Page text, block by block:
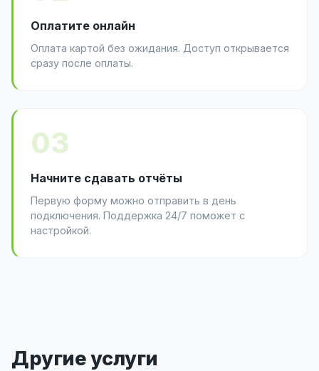
Оплатите онлайн
Оплата картой без ожидания. Доступ открывается
сразу после оплаты.
03
Начните сдавать отчёты
Первую форму можно отправить в день
подключения. Поддержка 24/7 поможет с
настройкой.
Другие услуги